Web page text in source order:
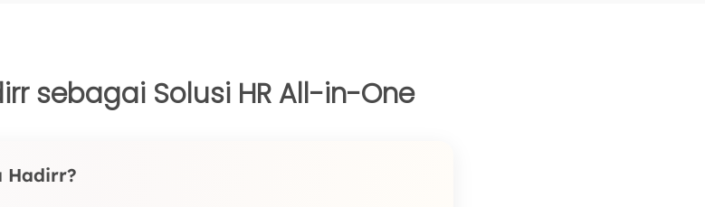
sebagai Solusi HR All-in-One
Hadirr?